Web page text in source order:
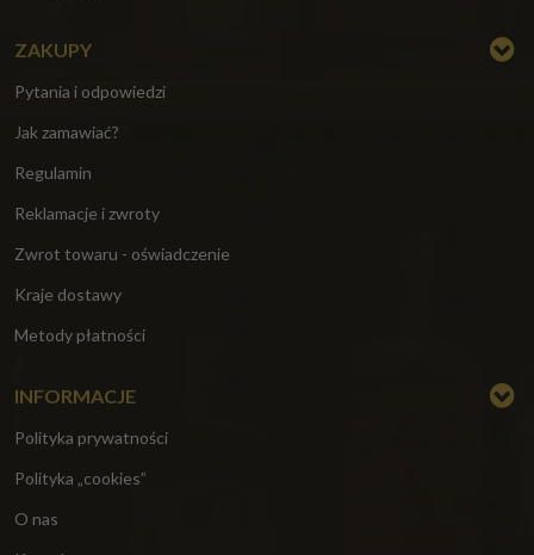
ZAKUPY
Pytania i odpowiedzi
Jak zamawiać?
Regulamin
Reklamacje i zwroty
Zwrot towaru - oświadczenie
Kraje dostawy
Metody płatności
INFORMACJE
Polityka prywatności
Polityka „cookies”
O nas